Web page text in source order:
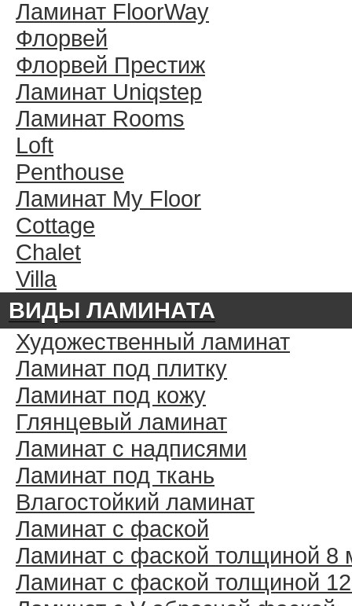
Ламинат FloorWay
Флорвей
Флорвей Престиж
Ламинат Uniqstep
Ламинат Rooms
Loft
Penthouse
Ламинат My Floor
Cottage
Chalet
Villa
ВИДЫ ЛАМИНАТА
Художественный ламинат
Ламинат под плитку
Ламинат под кожу
Глянцевый ламинат
Ламинат с надписями
Ламинат под ткань
Влагостойкий ламинат
Ламинат с фаской
Ламинат с фаской толщиной 8
Ламинат с фаской толщиной